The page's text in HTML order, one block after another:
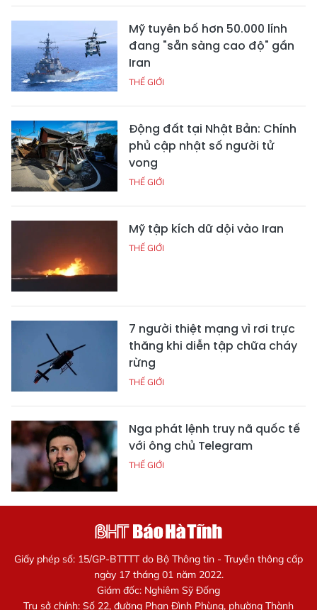
Mỹ tuyên bố hơn 50.000 lính
đang "sẵn sàng cao độ" gần
Iran
THẾ GIỚI
Động đất tại Nhật Bản: Chính
phủ cập nhật số người tử
vong
THẾ GIỚI
Mỹ tập kích dữ dội vào Iran
THẾ GIỚI
7 người thiệt mạng vì rơi trực
thăng khi diễn tập chữa cháy
rừng
THẾ GIỚI
Nga phát lệnh truy nã quốc tế
với ông chủ Telegram
THẾ GIỚI
Giấy phép số: 15/GP-BTTTT do Bộ Thông tin - Truyền thông cấp
ngày 17 tháng 01 năm 2022.
Giám đốc: Nghiêm Sỹ Đống
Trụ sở chính: Số 22, đường Phan Đình Phùng, phường Thành